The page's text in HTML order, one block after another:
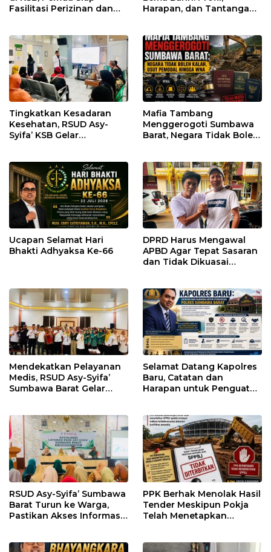
Fasilitasi Perizinan dan
Harapan, dan Tantangan
Tingkatkan Kesadaran
Kesehatan, RSUD Asy-
Syifa’ KSB Gelar
Mafia Tambang
Menggerogoti Sumbawa
Barat, Negara Tidak Boleh
Ucapan Selamat Hari
Bhakti Adhyaksa Ke-66
DPRD Harus Mengawal
APBD Agar Tepat Sasaran
dan Tidak Dikuasai
Mendekatkan Pelayanan
Medis, RSUD Asy-Syifa’
Sumbawa Barat Gelar
Selamat Datang Kapolres
Baru, Catatan dan
Harapan untuk Penguatan
RSUD Asy-Syifa’ Sumbawa
Barat Turun ke Warga,
Pastikan Akses Informasi
PPK Berhak Menolak Hasil
Tender Meskipun Pokja
Telah Menetapkan